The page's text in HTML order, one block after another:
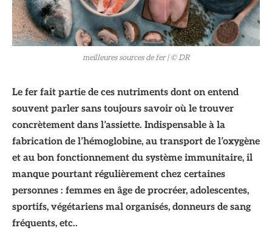
meilleures sources de fer| © DR
Le fer fait partie de ces nutriments dont on entend
souvent parler sans toujours savoir où le trouver
concrètement dans l’assiette. Indispensable à la
fabrication de l’hémoglobine, au transport de l’oxygène
et au bon fonctionnement du système immunitaire, il
manque pourtant régulièrement chez certaines
personnes : femmes en âge de procréer, adolescentes,
sportifs, végétariens mal organisés, donneurs de sang
fréquents, etc..